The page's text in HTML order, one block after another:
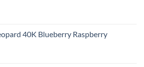
40K Blueberry Raspberry